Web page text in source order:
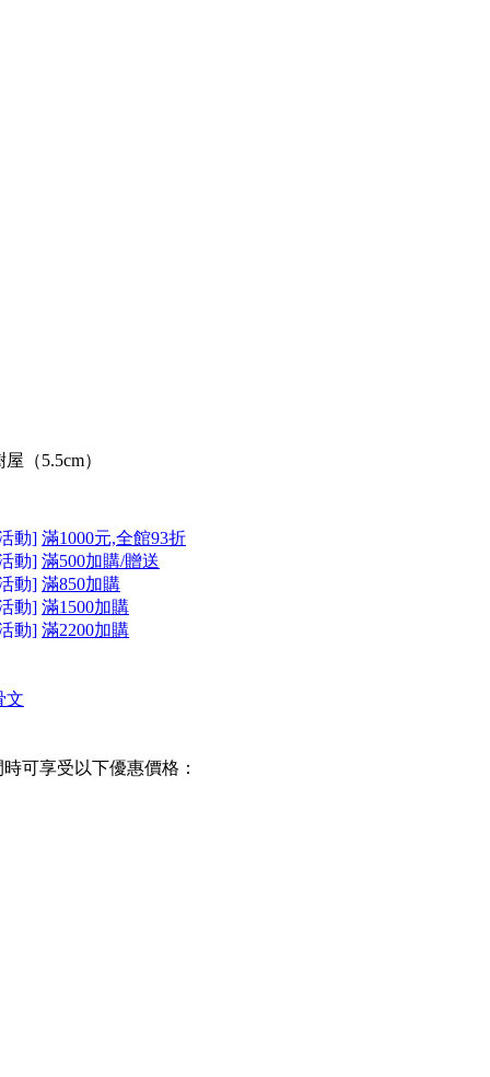
（5.5cm）
動] 滿1000元,全館93折
動] 滿500加購/贈送
動] 滿850加購
動] 滿1500加購
動] 滿2200加購
文
可享受以下優惠價格：